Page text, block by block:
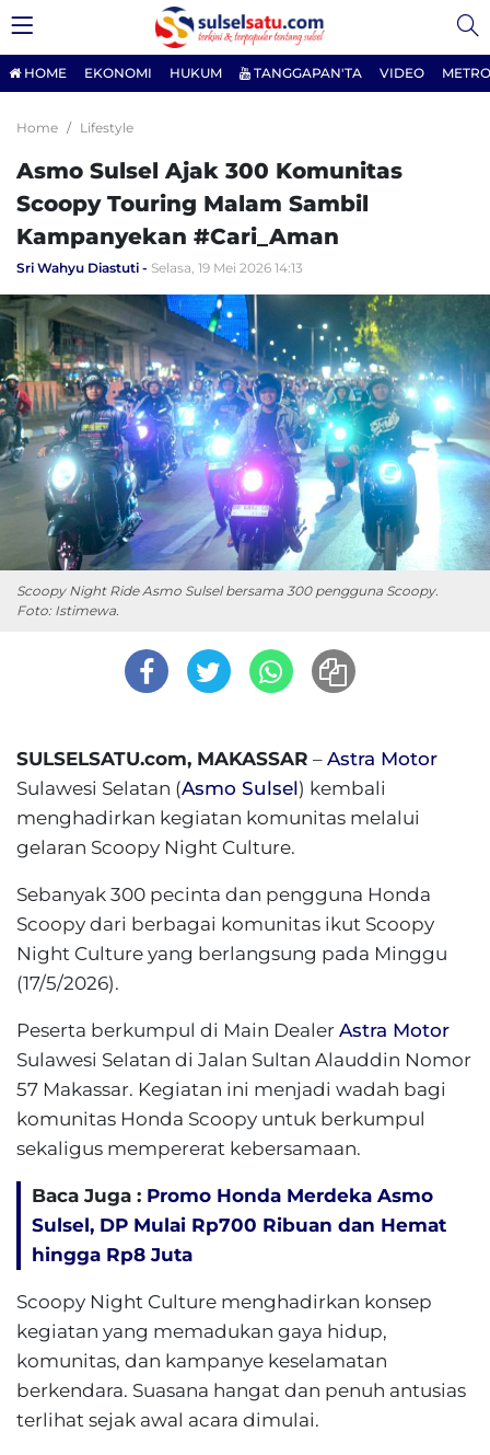
HOME EKONOMI HUKUM TANGGAPAN'TA VIDEO
Home Lifestyle
Asmo Sulsel Ajak 300 Komunitas
Scoopy Touring Malam Sambil
Kampanyekan #Cari_Aman
Sri Wahyu Diastuti Selasa, 19 Mei 2026 14:13
Scoopy Night Ride Asmo Sulsel bersama 300 pengguna Scoopy.
Foto: Istimewa.
SULSELSATU.com, MAKASSAR – Astra Motor
Sulawesi Selatan (Asmo Sulsel) kembali
menghadirkan kegiatan komunitas melalui
gelaran Scoopy Night Culture.
Sebanyak 300 pecinta dan pengguna Honda
Scoopy dari berbagai komunitas ikut Scoopy
Night Culture yang berlangsung pada Minggu
(17/5/2026).
Peserta berkumpul di Main Dealer Astra Motor
Sulawesi Selatan di Jalan Sultan Alauddin Nomor
57 Makassar. Kegiatan ini menjadi wadah bagi
komunitas Honda Scoopy untuk berkumpul
sekaligus mempererat kebersamaan.
Baca Juga : Promo Honda Merdeka Asmo
Sulsel, DP Mulai Rp700 Ribuan dan Hemat
hingga Rp8 Juta
Scoopy Night Culture menghadirkan konsep
kegiatan yang memadukan gaya hidup,
komunitas, dan kampanye keselamatan
berkendara. Suasana hangat dan penuh antusias
terlihat sejak awal acara dimulai.